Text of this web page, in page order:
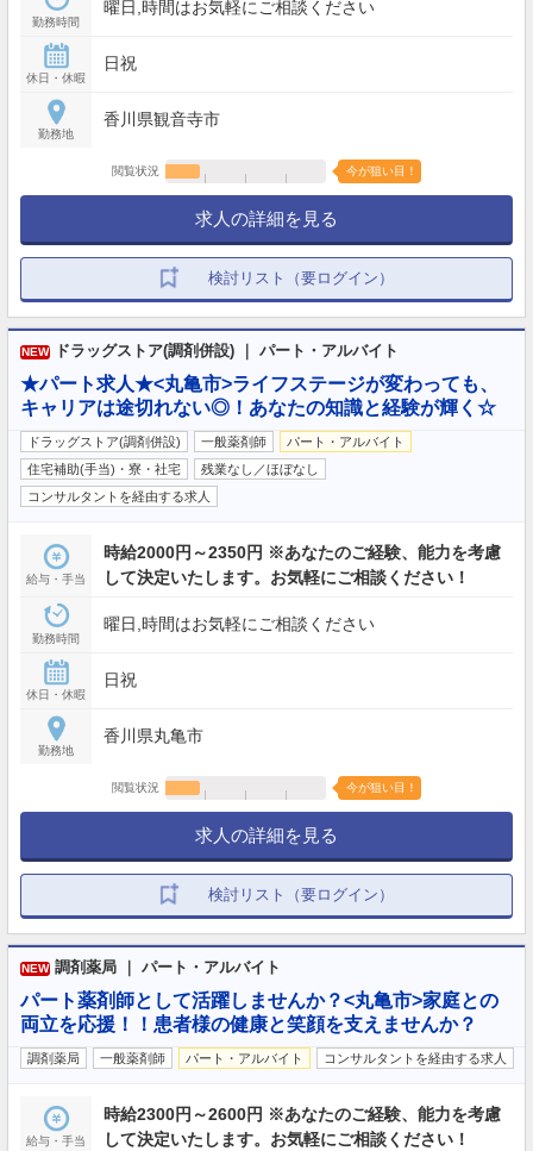
勤務時間
曜日,時間はお気軽にご相談ください
休日・休暇
日祝
勤務地
香川県観音寺市
閲覧状況 今が狙い目！
求人の詳細を見る
検討リスト（要ログイン）
NEW ドラッグストア(調剤併設) ｜ パート・アルバイト
★パート求人★<丸亀市>ライフステージが変わっても、
キャリアは途切れない◎！あなたの知識と経験が輝く☆
ドラッグストア(調剤併設) 一般薬剤師
パート・アルバイト
住宅補助(手当)・寮・社宅
残業なし／ほぼなし
コンサルタントを経由する求人
給与・手当
時給2000円～2350円 ※あなたのご経験、能力を考慮
して決定いたします。お気軽にご相談ください！
勤務時間
曜日,時間はお気軽にご相談ください
休日・休暇
日祝
勤務地
香川県丸亀市
閲覧状況 今が狙い目！
求人の詳細を見る
検討リスト（要ログイン）
NEW 調剤薬局 ｜ パート・アルバイト
パート薬剤師として活躍しませんか？<丸亀市>家庭との
両立を応援！！患者様の健康と笑顔を支えませんか？
調剤薬局 一般薬剤師 パート・アルバイト コンサルタントを経由する求人
給与・手当
時給2300円～2600円 ※あなたのご経験、能力を考慮
して決定いたします。お気軽にご相談ください！